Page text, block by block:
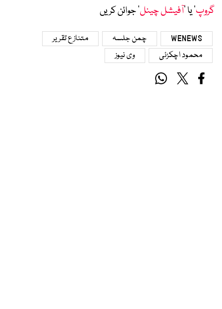
گروپ‘ یا ’آفیشل چینل‘ جوائن کریں
WENEWS چمن جلسہ
متنازع تقریر
محمود اچکزئی
وی نیوز